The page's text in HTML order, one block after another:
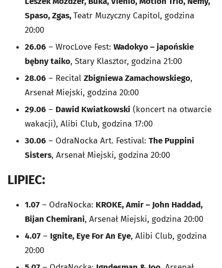
Spaso, Zgas,Teatr Muzyczny Capitol, godzina
20:00
26.06 – WrocLove Fest: Wadokyo – japońskie
bębny taiko, Stary Klasztor, godzina 21:00
28.06 – Recital Zbigniewa Zamachowskiego,
Arsenał Miejski, godzina 20:00
29.06 – Dawid Kwiatkowski (koncert na otwarcie
wakacji), Alibi Club, godzina 17:00
30.06 – OdraNocka Art. Festival: The Puppini
Sisters, Arsenał Miejski, godzina 20:00
LIPIEC:
1.07 – OdraNocka: KROKE, Amir – John Haddad,
Bijan Chemirani, Arsenał Miejski, godzina 20:00
4.07 – Ignite, Eye For An Eye, Alibi Club, godzina
20:00